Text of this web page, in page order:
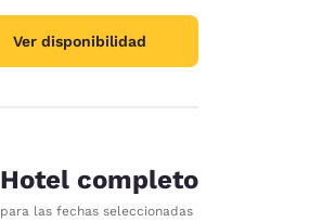
Ver disponibilidad
Hotel completo
para las fechas seleccionadas